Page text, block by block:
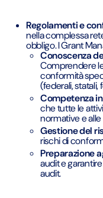
Regolamenti e
nella complessa
obbligo. I Grant
Conoscenza
Comprendere
conformità
(federali, statali,
Competenza
che tutte le
normative e
Gestione del
rischi di
Preparazione
audit e
audit.